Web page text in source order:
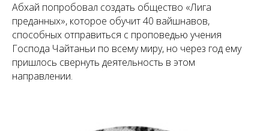
Абхай попробовал создать общество «Лига
преданных», которое обучит 40 вайшнавов,
способных отправиться с проповедью учения
Господа Чайтаньи по всему миру, но через год ему
пришлось свернуть деятельность в этом
направлении.